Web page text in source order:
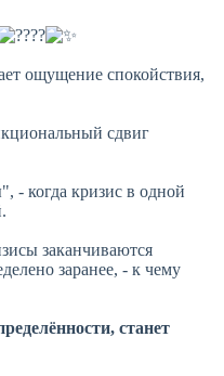
ощущение спокойствия,
сдвиг
- когда кризис в одной
заканчиваются
заранее, - к чему
станет